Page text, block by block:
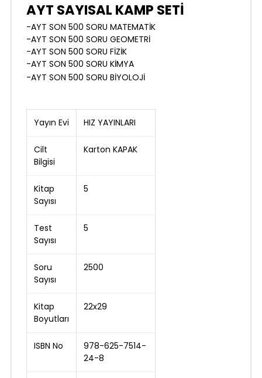
AYT SAYISAL KAMP SETİ
-AYT SON 500 SORU MATEMATİK
-AYT SON 500 SORU GEOMETRİ
-AYT SON 500 SORU FİZİK
-AYT SON 500 SORU KİMYA
-AYT SON 500 SORU BİYOLOJİ
Yayın Evi HIZ YAYINLARI
Cilt
Bilgisi
Karton KAPAK
Kitap
Sayısı
5
Test
Sayısı
5
Soru
Sayısı
2500
Kitap
Boyutları
22x29
ISBN No
978-625-7514-
24-8